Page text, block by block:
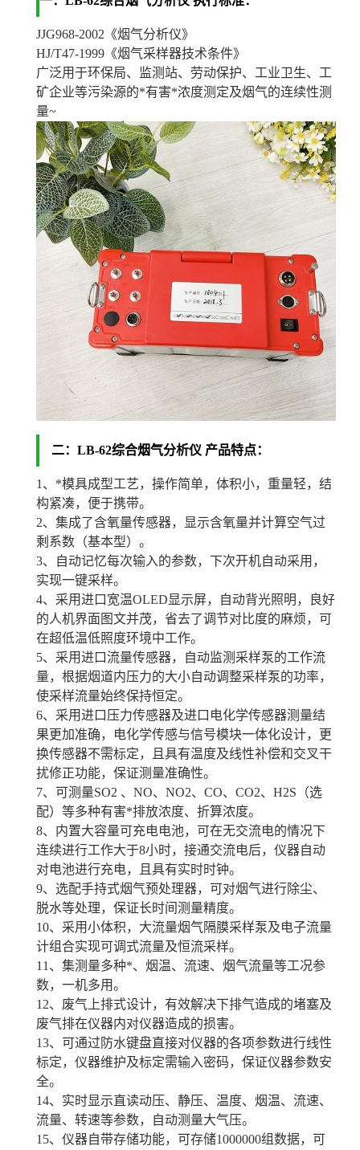
JJG968-2002《烟气分析仪》
HJ/T47-1999《烟气采样器技术条件》
广泛用于环保局、监测站、劳动保护、工业卫生、工
矿企业等污染源的*有害*浓度测定及烟气的连续性测
量~
二： LB-62综合烟气分析仪 产品特点：
1、*模具成型工艺，操作简单，体积小，重量轻，结
构紧凑，便于携带。
2、集成了含氧量传感器，显示含氧量并计算空气过
剩系数（基本型）。
3、自动记忆每次输入的参数，下次开机自动采用，
实现一键采样。
4、采用进口宽温OLED显示屏，自动背光照明，良好
的人机界面图文并茂，省去了调节对比度的麻烦，可
在超低温低照度环境中工作。
5、采用进口流量传感器，自动监测采样泵的工作流
量，根据烟道内压力的大小自动调整采样泵的功率，
使采样流量始终保持恒定。
6、采用进口压力传感器及进口电化学传感器测量结
果更加准确，电化学传感与信号模块一体化设计，更
换传感器不需标定，且具有温度及线性补偿和交叉干
扰修正功能，保证测量准确性。
7、可测量SO2 、NO、NO2、CO、CO2、H2S（选
配）等多种有害*排放浓度、折算浓度。
8、内置大容量可充电电池，可在无交流电的情况下
连续进行工作大于8小时，接通交流电后，仪器自动
对电池进行充电，且具有实时时钟。
9、选配手持式烟气预处理器，可对烟气进行除尘、
脱水等处理，保证长时间测量精度。
10、采用小体积，大流量烟气隔膜采样泵及电子流量
计组合实现可调式流量及恒流采样。
11、集测量多种*、烟温、流速、烟气流量等工况参
数，一机多用。
12、废气上排式设计，有效解决下排气造成的堵塞及
废气排在仪器内对仪器造成的损害。
13、可通过防水键盘直接对仪器的各项参数进行线性
标定，仪器维护及标定需输入密码，保证仪器参数安
全。
14、实时显示直读动压、静压、温度、烟温、流速、
流量、转速等参数，自动测量大气压。
15、仪器自带存储功能，可存储1000000组数据，可